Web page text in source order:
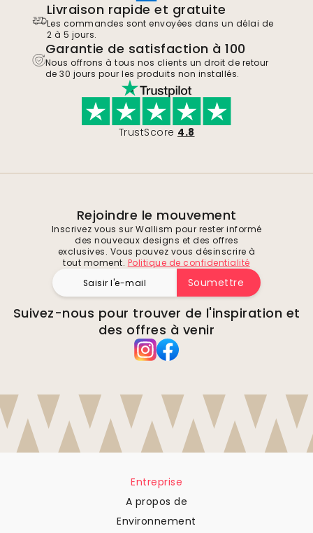
Livraison rapide et gratuite
Les commandes sont envoyées dans un délai de
2 à 5 jours.
Garantie de satisfaction à 100
Nous offrons à tous nos clients un droit de retour
de 30 jours pour les produits non installés.
TrustScore 4.8
Rejoindre le mouvement
Inscrivez vous sur Wallism pour rester informé
des nouveaux designs et des offres
exclusives. Vous pouvez vous désinscrire à
tout moment. Politique de confidentialité
Soumettre
Suivez-nous pour trouver de l'inspiration et
des offres à venir
Entreprise
A propos de
Environnement